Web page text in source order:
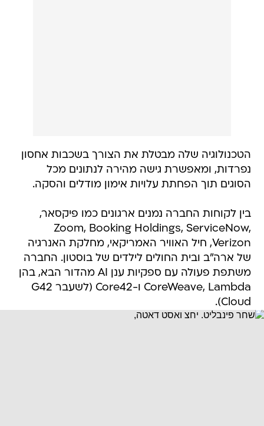
הטכנולוגיה שלה מבטלת את הצורך בשכבות אחסון
נפרדות, ומאפשרת גישה מהירה לנתונים מכל
הסוגים תוך הפחתת עלויות אימון מודלים והסקה.
בין לקוחות החברה נמנים ארגונים כמו פיקסאר,
Zoom, Booking Holdings, ServiceNow,
Verizon, חיל האוויר האמריקאי, מחלקת האנרגיה
של ארה"ב ובית החולים לילדים של בוסטון. החברה
משתפת פעולה עם ספקיות ענן AI מהדור הבא, בהן
CoreWeave, Lambda ו-Core42 (לשעבר G42
Cloud).